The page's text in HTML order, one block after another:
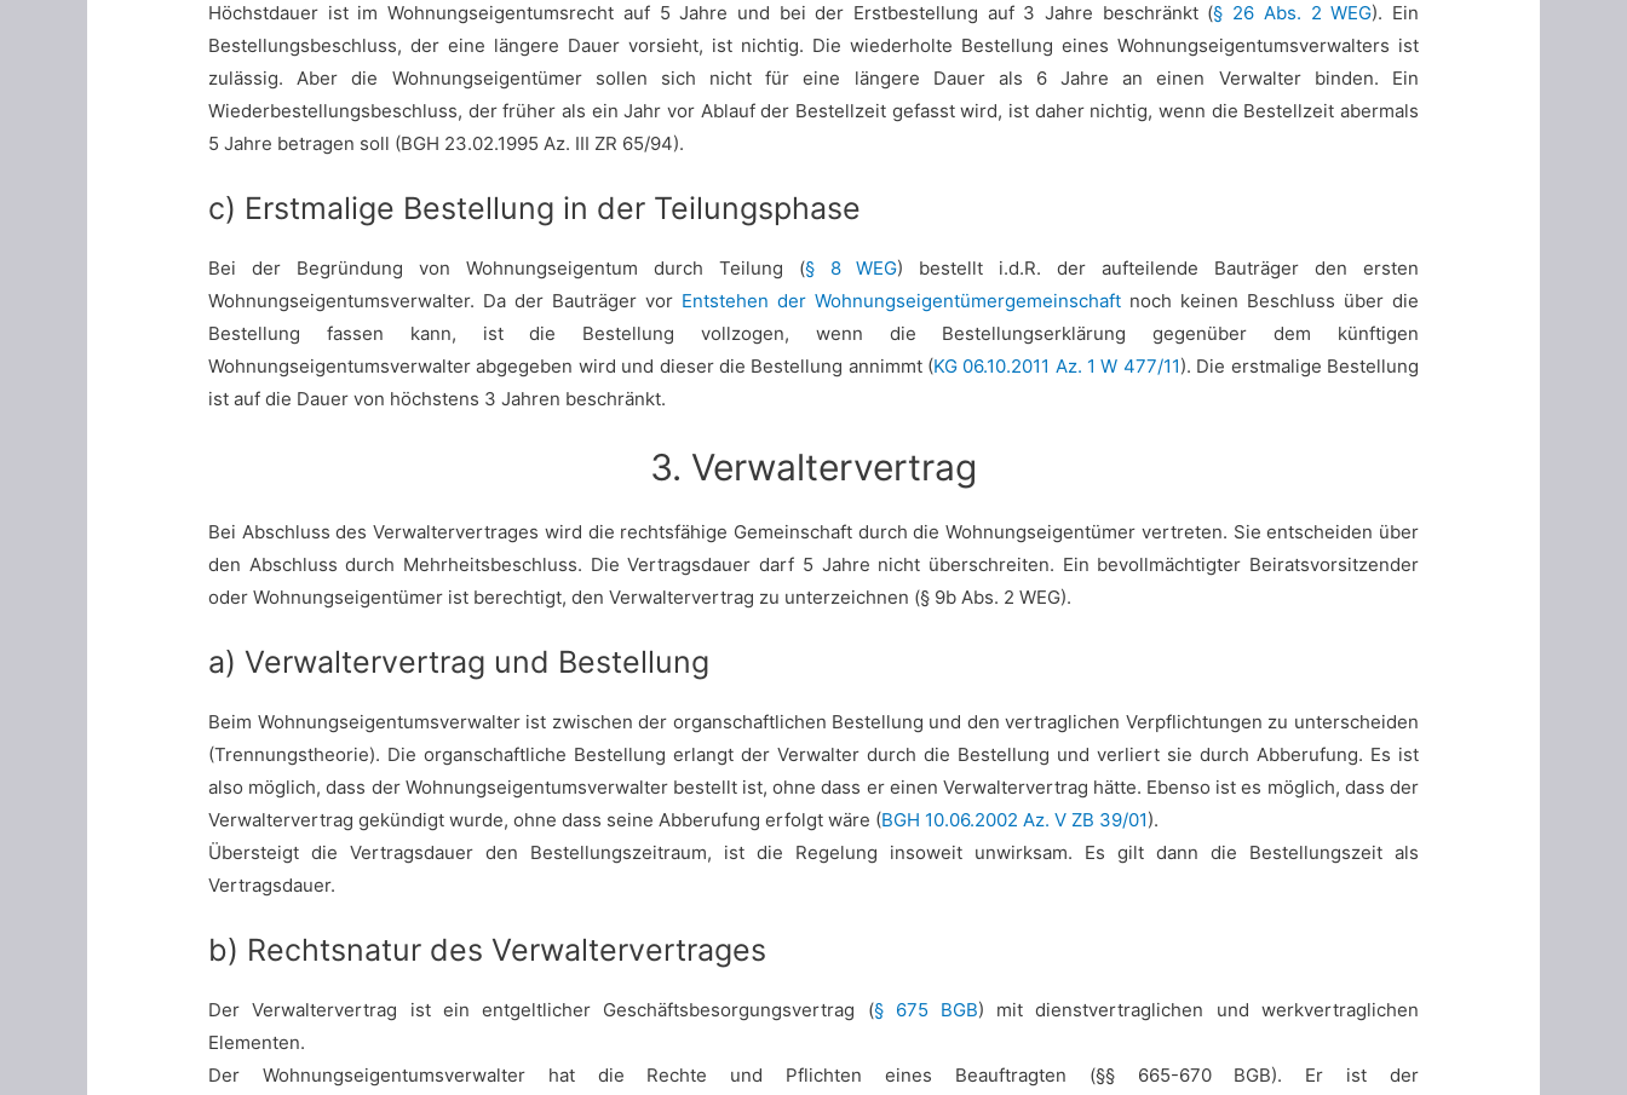
Höchstdauer ist im Wohnungseigentumsrecht auf 5 Jahre und bei der Erstbestellung auf 3 Jahre beschränkt (§ 26 Abs. 2 WEG). Ein
Bestellungsbeschluss, der eine längere Dauer vorsieht, ist nichtig. Die wiederholte Bestellung eines Wohnungseigentumsverwalters ist
zulässig. Aber die Wohnungseigentümer sollen sich nicht für eine längere Dauer als 6 Jahre an einen Verwalter binden. Ein
Wiederbestellungsbeschluss, der früher als ein Jahr vor Ablauf der Bestellzeit gefasst wird, ist daher nichtig, wenn die Bestellzeit abermals
5 Jahre betragen soll (BGH 23.02.1995 Az. III ZR 65/94).
c) Erstmalige Bestellung in der Teilungsphase
Bei der Begründung von Wohnungseigentum durch Teilung (§ 8 WEG) bestellt i.d.R. der aufteilende Bauträger den ersten
Wohnungseigentumsverwalter. Da der Bauträger vor Entstehen der Wohnungseigentümergemeinschaft noch keinen Beschluss über die
Bestellung fassen kann, ist die Bestellung vollzogen, wenn die Bestellungserklärung gegenüber dem künftigen
Wohnungseigentumsverwalter abgegeben wird und dieser die Bestellung annimmt (KG 06.10.2011 Az. 1 W 477/11). Die erstmalige Bestellung
ist auf die Dauer von höchstens 3 Jahren beschränkt.
3. Verwaltervertrag
Bei Abschluss des Verwaltervertrages wird die rechtsfähige Gemeinschaft durch die Wohnungseigentümer vertreten. Sie entscheiden über
den Abschluss durch Mehrheitsbeschluss. Die Vertragsdauer darf 5 Jahre nicht überschreiten. Ein bevollmächtigter Beiratsvorsitzender
oder Wohnungseigentümer ist berechtigt, den Verwaltervertrag zu unterzeichnen (§ 9b Abs. 2 WEG).
a) Verwaltervertrag und Bestellung
Beim Wohnungseigentumsverwalter ist zwischen der organschaftlichen Bestellung und den vertraglichen Verpflichtungen zu unterscheiden
(Trennungstheorie). Die organschaftliche Bestellung erlangt der Verwalter durch die Bestellung und verliert sie durch Abberufung. Es ist
also möglich, dass der Wohnungseigentumsverwalter bestellt ist, ohne dass er einen Verwaltervertrag hätte. Ebenso ist es möglich, dass der
Verwaltervertrag gekündigt wurde, ohne dass seine Abberufung erfolgt wäre (BGH 10.06.2002 Az. V ZB 39/01).
Übersteigt die Vertragsdauer den Bestellungszeitraum, ist die Regelung insoweit unwirksam. Es gilt dann die Bestellungszeit als
Vertragsdauer.
b) Rechtsnatur des Verwaltervertrages
Der Verwaltervertrag ist ein entgeltlicher Geschäftsbesorgungsvertrag (§ 675 BGB) mit dienstvertraglichen und werkvertraglichen
Elementen.
Der Wohnungseigentumsverwalter hat die Rechte und Pflichten eines Beauftragten (§§ 665-670 BGB). Er ist der